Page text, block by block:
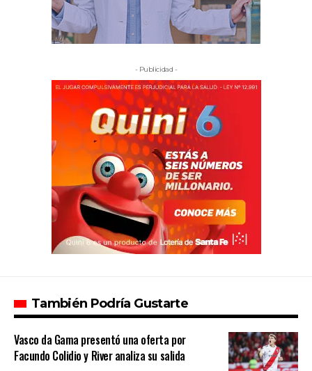
- Publicidad -
También Podría Gustarte
Vasco da Gama presentó una oferta por
Facundo Colidio y River analiza su salida